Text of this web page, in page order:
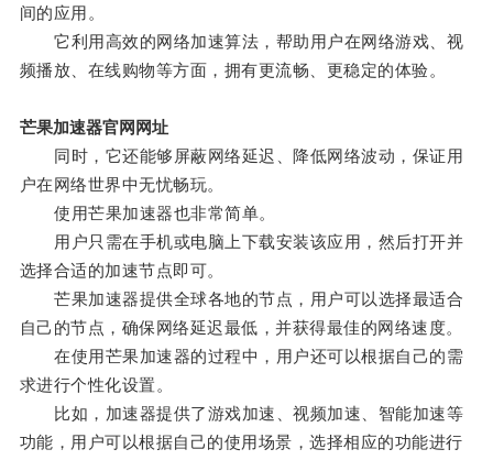
间的应用。
它利用高效的网络加速算法，帮助用户在网络游戏、视
频播放、在线购物等方面，拥有更流畅、更稳定的体验。
芒果加速器官网网址
同时，它还能够屏蔽网络延迟、降低网络波动，保证用
户在网络世界中无忧畅玩。
使用芒果加速器也非常简单。
用户只需在手机或电脑上下载安装该应用，然后打开并
选择合适的加速节点即可。
芒果加速器提供全球各地的节点，用户可以选择最适合
自己的节点，确保网络延迟最低，并获得最佳的网络速度。
在使用芒果加速器的过程中，用户还可以根据自己的需
求进行个性化设置。
比如，加速器提供了游戏加速、视频加速、智能加速等
功能，用户可以根据自己的使用场景，选择相应的功能进行